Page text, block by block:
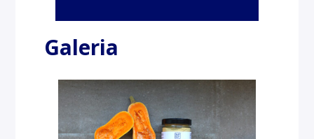
Galeria